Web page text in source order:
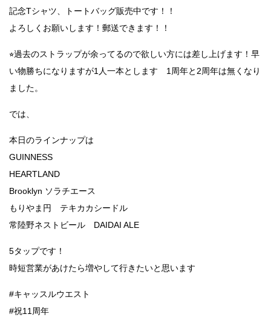
記念Tシャツ、トートバッグ販売中です！！
よろしくお願いします！郵送できます！！
⭐︎過去のストラップが余ってるので欲しい方には差し上げます！早
い物勝ちになりますが1人一本とします 1周年と2周年は無くなり
ました。
では、
本日のラインナップは
GUINNESS
HEARTLAND
Brooklyn ソラチエース
もりやま円 テキカカシードル
常陸野ネストビール DAIDAI ALE
5タップです！
時短営業があけたら増やして行きたいと思います
#キャッスルウエスト
#祝11周年